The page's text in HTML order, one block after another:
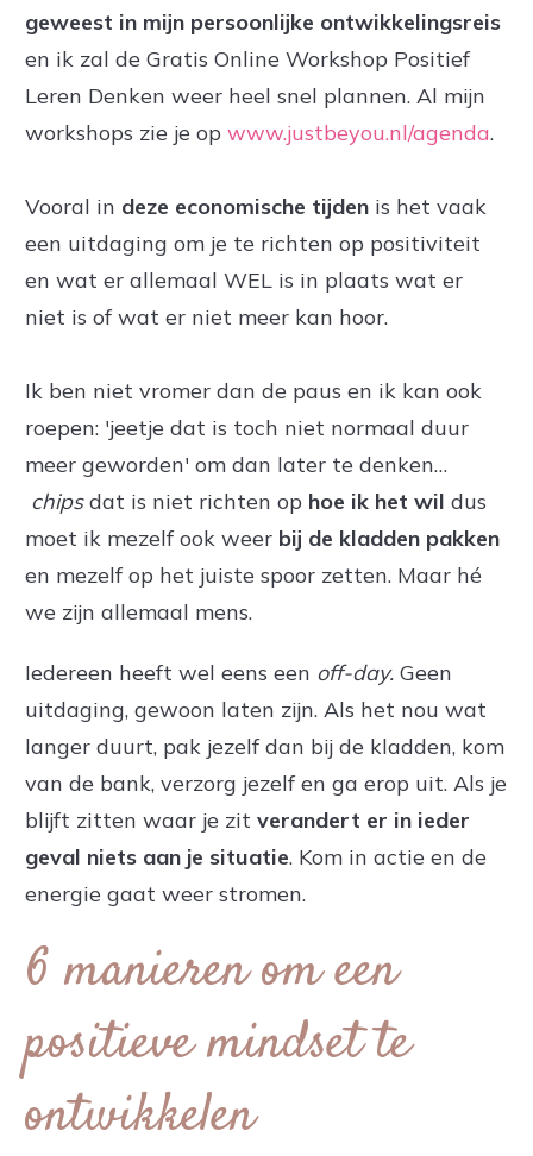
geweest in mijn persoonlijke ontwikkelingsreis
en ik zal de Gratis Online Workshop Positief
Leren Denken weer heel snel plannen. Al mijn
workshops zie je op www.justbeyou.nl/agenda.
Vooral in deze economische tijden is het vaak
een uitdaging om je te richten op positiviteit
en wat er allemaal WEL is in plaats wat er
niet is of wat er niet meer kan hoor.
Ik ben niet vromer dan de paus en ik kan ook
roepen: 'jeetje dat is toch niet normaal duur
meer geworden' om dan later te denken…
chipsdat is niet richten op hoe ik het wil dus
moet ik mezelf ook weer bij de kladden pakken
en mezelf op het juiste spoor zetten. Maar hé
we zijn allemaal mens.
Iedereen heeft wel eens een off-day. Geen
uitdaging, gewoon laten zijn. Als het nou wat
langer duurt, pak jezelf dan bij de kladden, kom
van de bank, verzorg jezelf en ga erop uit. Als je
blijft zitten waar je zit verandert er in ieder
geval niets aan je situatie. Kom in actie en de
energie gaat weer stromen.
6 manieren om een
positieve mindset te
ontwikkelen